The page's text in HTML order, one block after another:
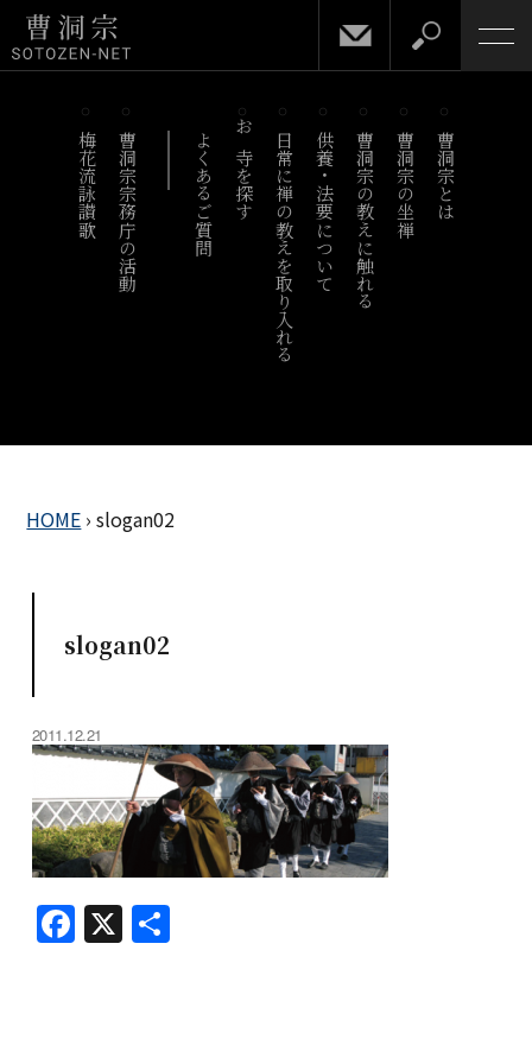
梅花流詠讃歌 曹洞宗宗務庁の活動 よくあるご質問 お寺を探す 日常に禅の教えを取り入れる供養・法要について曹洞宗の教えに触れる 曹洞宗の坐禅 曹洞宗とは
HOME › slogan02
slogan02
2011.12.21
F
a
X 共